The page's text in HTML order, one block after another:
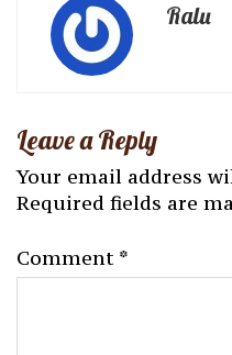
Ralu
Leave a Reply
Your email address
Required fields are
Comment *